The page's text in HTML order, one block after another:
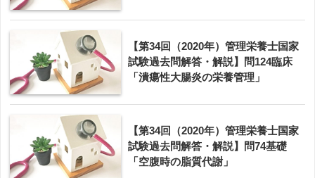
【第34回（2020年）管理栄養士国家
試験過去問解答・解説】問124臨床
「潰瘍性大腸炎の栄養管理」
【第34回（2020年）管理栄養士国家
試験過去問解答・解説】問74基礎
「空腹時の脂質代謝」